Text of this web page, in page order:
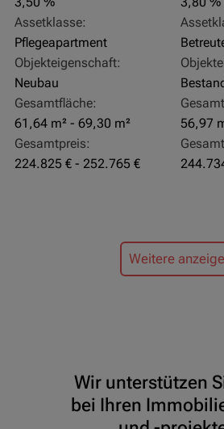
Assetklasse:
Pflegeapartment
Objekteigenschaft:
Neubau
Gesamtfläche:
61,64 m² - 69,30 m²
Gesamtpreis:
224.825 € - 252.765 €
56,97
Weitere
Wir unterstützen
bei Ihren